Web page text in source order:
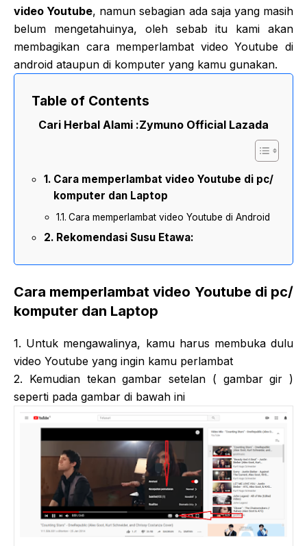
video Youtube, namun sebagian ada saja yang masih
belum mengetahuinya, oleh sebab itu kami akan
membagikan cara memperlambat video Youtube di
android ataupun di komputer yang kamu gunakan.
Table of Contents
Cari Herbal Alami :Zymuno Official Lazada
Cara memperlambat video Youtube di pc/
komputer dan Laptop
Cara memperlambat video Youtube di Android
Rekomendasi Susu Etawa:
Cara memperlambat video Youtube di pc/
komputer dan Laptop
1. Untuk mengawalinya, kamu harus membuka dulu
video Youtube yang ingin kamu perlambat
2. Kemudian tekan gambar setelan ( gambar gir )
seperti pada gambar di bawah ini